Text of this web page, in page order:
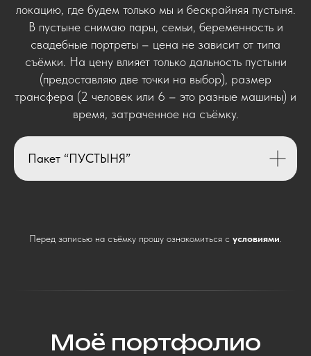
локацию, где будем только мы и бескрайняя пустыня.
В пустыне снимаю пары, семьи, беременность и
свадебные портреты – цена не зависит от типа
съёмки. На цену влияет только дальность пустыни
(предоставляю две точки на выбор), размер
трансфера (2 человек или 6 – это разные машины) и
время, затраченное на съёмку.
Пакет “ПУСТЫНЯ”
Перед записью на съёмку прошу ознакомиться с условиями
Моё портфолио